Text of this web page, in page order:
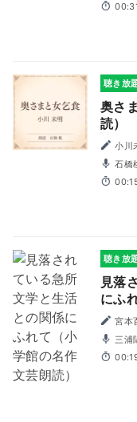
聴き放
奥さ
読）
小川
石橋
聴き放
見落
にふ
宮本
三浦